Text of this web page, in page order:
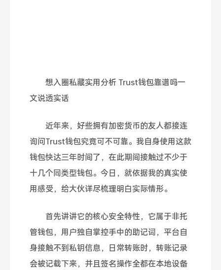
想入圈私藏实用分析 Trust钱包靠谱吗一
文说透实话
近年来，好些拥有加密货币的友人都接连
询问Trust钱包究竟可不可靠。我自身使用这款
钱包快达三年时间了，在此期间接触过不少于
十几个同类型钱包。今日，就依据我的真实使
用感受，给大伙详尽梳理明白实际情形。
首先讲讲它的核心安全特性，它属于非托
管钱包，用户独自掌控手中的助记词，平台自
身接触不到私钥信息，日常转账时，转账记录
会被记载下来，并且签名操作全都在本地设备